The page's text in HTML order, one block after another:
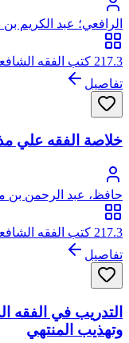
الرافعي؛ عبد الكريم
القزويني
217.3 كتب الفقه الشافعي
تفاصيل
خلاصة الفقه علي
حافظ، عبد الرحمن بن
217.3 كتب الفقه الشافعي
تفاصيل
التدريب في الفقه
وتهذيب المنتهي